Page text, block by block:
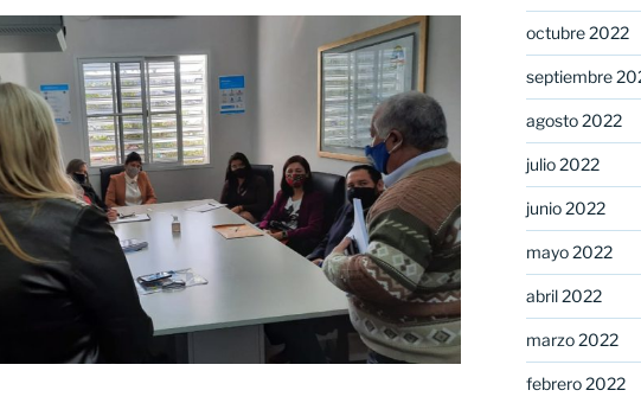
octubre 2022
septiembre
agosto 2022
julio 2022
junio 2022
mayo 2022
abril 2022
marzo 2022
febrero 2022